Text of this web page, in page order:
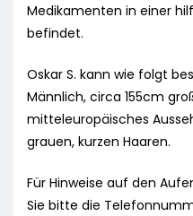
Medikamenten in einer
befindet.
Oskar S. kann wie folgt
Männlich, circa 155cm
mitteleuropäisches
grauen, kurzen Haaren.
Für Hinweise auf den
Sie bitte die